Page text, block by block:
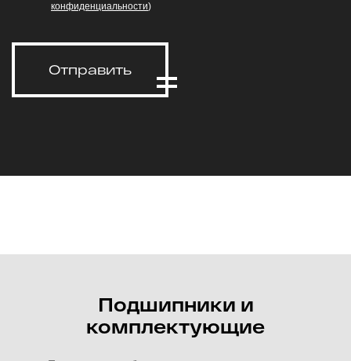
конфиденциальности)
Отправить
Подшипники и
комплектующие